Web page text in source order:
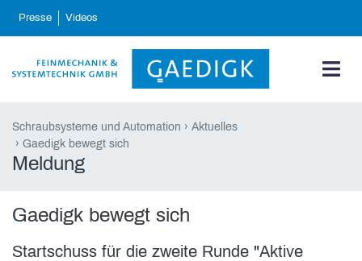
skip_navigation
Presse Videos
Schraubsysteme und Automation
Aktuelles
Gaedigk bewegt sich
Meldung
Gaedigk bewegt sich
Startschuss für die zweite Runde "Aktive